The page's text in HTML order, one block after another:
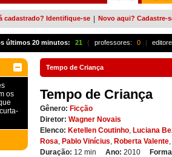
cadastrado? Identifique-se Novo aqui? Cadastre-
últimos 20 minutos: 21 { professores: 0 |
os
Tempo de Criança
Tempo de Criança
Gênero: Ficção
Diretor: Wagner Novais
Elenco: Ketellen Coutinho, Luciana
Rosa, Pablo Vinícius, Roberta Valente,
Duração: 12 min Ano: 2010